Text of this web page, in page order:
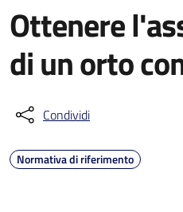
Ottenere
di un orto
Condividi
Normativa di riferimento